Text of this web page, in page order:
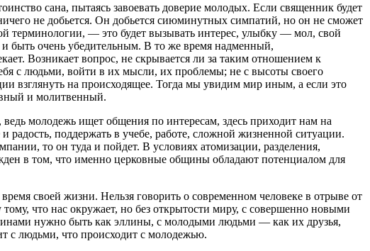
сана, пытаясь завоевать доверие молодых. Если священник будет
не добьется. Он добьется сиюминутных симпатий, но он не сможет
терминологии, — это будет вызывать интерес, улыбку — мол, свой
быть очень убедительным. В то же время надменный,
Возникает вопрос, не скрывается ли за таким отношением к
с людьми, войти в их мысли, их проблемы; не с высоты своего
взглянуть на происходящее. Тогда мы увидим мир иным, а если это
и молитвенный.
молодежь ищет общения по интересам, здесь приходит нам на
поддержать в учебе, работе, сложной жизненной ситуации.
то он туда и пойдет. В условиях атомизации, разделения,
в том, что именно церковные общины обладают потенциалом для
своей жизни. Нельзя говорить о современном человеке в отрыве от
что нас окружает, но без открытости миру, с совершенно новыми
нужно быть как эллины, с молодыми людьми — как их друзья,
с людьми, что происходит с молодежью.